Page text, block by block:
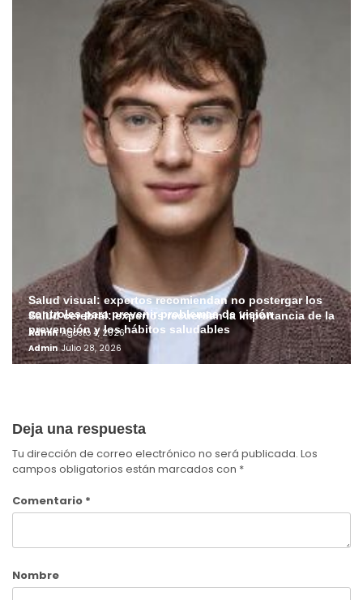
Salud visual: expertos recomiendan no postergar los
controles para prevenir problemas de visión
Admin Agosto 4, 2026
Salud cerebral: expertos recuerdan la importancia de la
prevención y los hábitos saludables
Admin Julio 28, 2026
Deja una respuesta
Tu dirección de correo electrónico no será publicada. Los
campos obligatorios están marcados con *
Comentario *
Nombre